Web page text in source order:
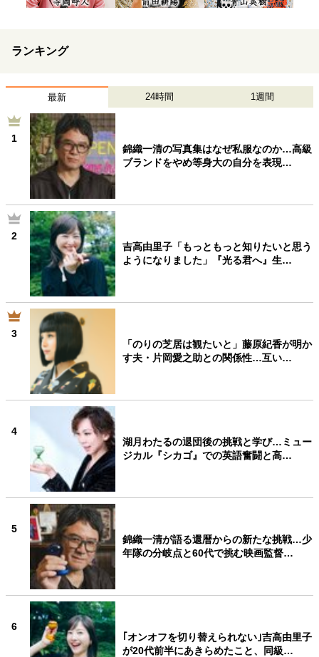
ランキング
最新 24時間 1週間
1
錦織一清の写真集はなぜ私服なのか…高級
ブランドをやめ等身大の自分を表現…
2
吉高由里子「もっともっと知りたいと思う
ようになりました」『光る君へ』生…
3
「のりの芝居は観たいと」藤原紀香が明か
す夫・片岡愛之助との関係性…互い…
4
湖月わたるの退団後の挑戦と学び…ミュー
ジカル『シカゴ』での英語奮闘と高…
5
錦織一清が語る還暦からの新たな挑戦…少
年隊の分岐点と60代で挑む映画監督…
6
｢オンオフを切り替えられない｣吉高由里子
が20代前半にあきらめたこと、同級…